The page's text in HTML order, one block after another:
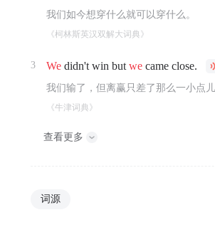
我们如今想穿什么就可以穿什么。
《柯林斯英汉双解大词典》
3 We didn't win butwe came close.
我们输了，但离赢只差了那么一小点儿
《牛津词典》
查看更多
词源